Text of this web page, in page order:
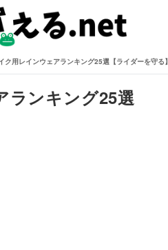
ク用レインウェアランキング25選【ライダーを守る】
ランキング25選